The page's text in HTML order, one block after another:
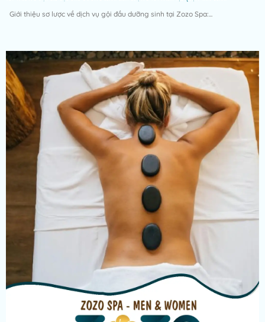
Giới thiệu sơ lược về dịch vụ gội đầu dưỡng sinh tại Zozo Spa:...